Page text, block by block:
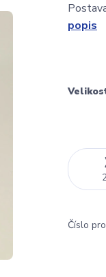
popis
Číslo